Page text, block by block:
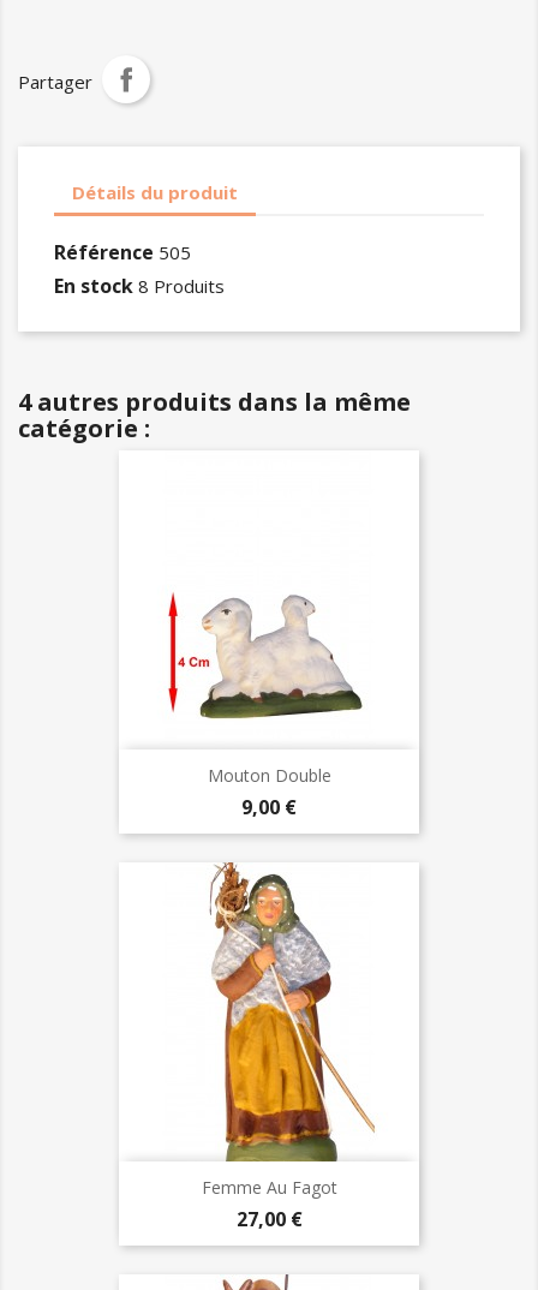
Partager
Détails du produit
Référence 505
En stock 8 Produits
4 autres produits dans la même
catégorie :
Mouton Double
Prix
9,00 €
Femme Au Fagot
Prix
27,00 €